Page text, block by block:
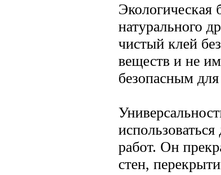
Экологическая
натурального
чистый клей
веществ и не
безопасным
работ. Он
стен,